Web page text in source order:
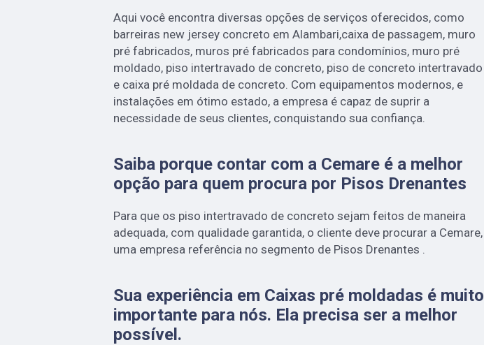
Aqui você encontra diversas opções de serviços oferecidos, como
barreiras new jersey concreto em Alambari,caixa de passagem, muro
pré fabricados, muros pré fabricados para condomínios, muro pré
moldado, piso intertravado de concreto, piso de concreto intertravado
e caixa pré moldada de concreto. Com equipamentos modernos, e
instalações em ótimo estado, a empresa é capaz de suprir a
necessidade de seus clientes, conquistando sua confiança.
Saiba porque contar com a Cemare é a melhor
opção para quem procura por Pisos Drenantes
Para que os piso intertravado de concreto sejam feitos de maneira
adequada, com qualidade garantida, o cliente deve procurar a Cemare,
uma empresa referência no segmento de Pisos Drenantes .
Sua experiência em Caixas pré moldadas é muito
importante para nós. Ela precisa ser a melhor
possível.